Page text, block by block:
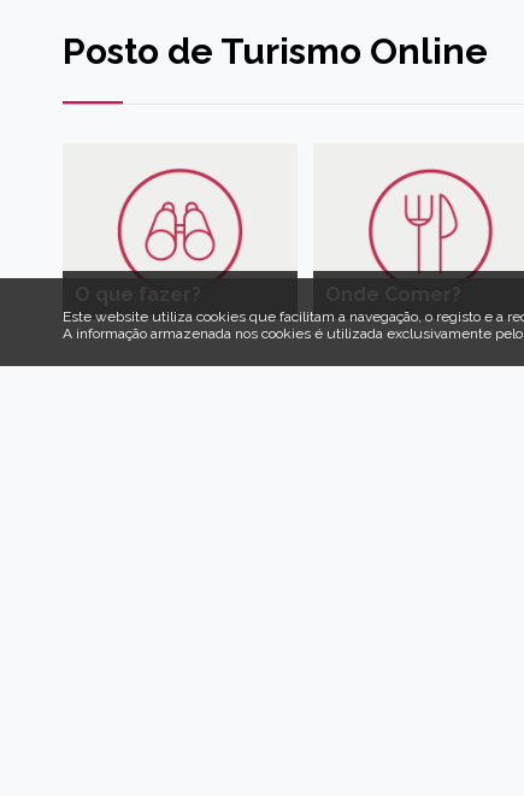
Este website utiliza cookies que facilitam a navegação, o registo e a
A informação armazenada nos cookies é utilizada exclusivamente
Posto de Turismo Online